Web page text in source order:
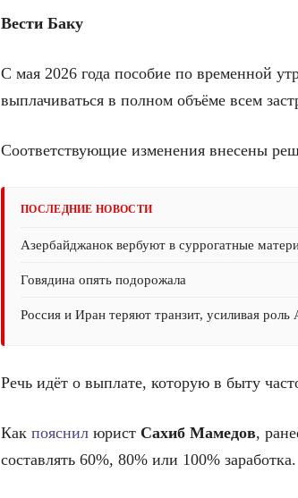
Вести Баку
С мая 2026 года пособие по временной
выплачиваться в полном объёме всем
Соответствующие изменения внесены
ПОСЛЕДНИЕ НОВОСТИ
Азербайджанок вербуют в суррогатные
Говядина опять подорожала
Россия и Иран теряют транзит, усиливая роль
Речь идёт о выплате, которую в быту
Как пояснил юрист Сахиб Мамедов,
составлять 60%, 80% или 100% заработка.